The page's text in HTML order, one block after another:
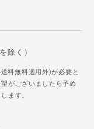
除く）
料無料適用外)が必要と
がございましたら予め
ます。